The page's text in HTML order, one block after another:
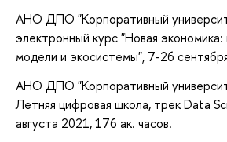
АНО ДПО "Корпоративный
электронный курс "Новая
модели и экосистемы", 7-26
АНО ДПО "Корпоративный
Летняя цифровая школа, трек Data
августа 2021, 176 ак. часов.